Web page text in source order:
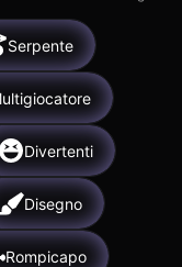
Serpente
Divertenti
Disegno
Rompicapo